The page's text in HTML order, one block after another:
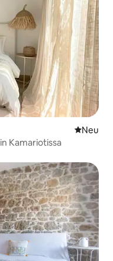
Neue
Neu
Kamariotissa